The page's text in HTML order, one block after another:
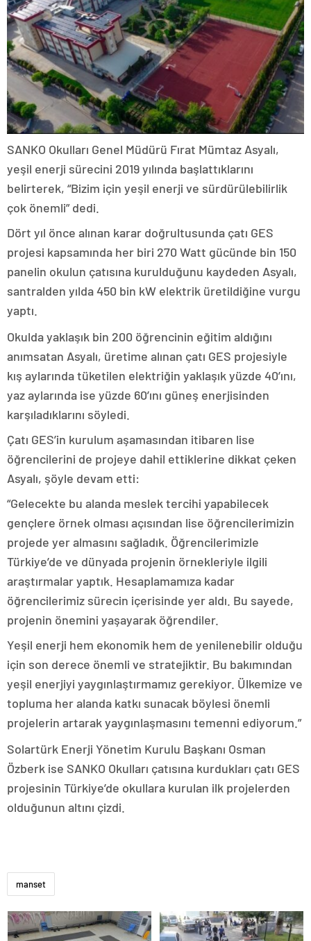
SANKO Okulları Genel Müdürü Fırat Mümtaz Asyalı,
yeşil enerji sürecini 2019 yılında başlattıklarını
belirterek, “Bizim için yeşil enerji ve sürdürülebilirlik
çok önemli” dedi.
Dört yıl önce alınan karar doğrultusunda çatı GES
projesi kapsamında her biri 270 Watt gücünde bin 150
panelin okulun çatısına kurulduğunu kaydeden Asyalı,
santralden yılda 450 bin kW elektrik üretildiğine vurgu
yaptı.
Okulda yaklaşık bin 200 öğrencinin eğitim aldığını
anımsatan Asyalı, üretime alınan çatı GES projesiyle
kış aylarında tüketilen elektriğin yaklaşık yüzde 40’ını,
yaz aylarında ise yüzde 60’ını güneş enerjisinden
karşıladıklarını söyledi.
Çatı GES’in kurulum aşamasından itibaren lise
öğrencilerini de projeye dahil ettiklerine dikkat çeken
Asyalı, şöyle devam etti:
“Gelecekte bu alanda meslek tercihi yapabilecek
gençlere örnek olması açısından lise öğrencilerimizin
projede yer almasını sağladık. Öğrencilerimizle
Türkiye’de ve dünyada projenin örnekleriyle ilgili
araştırmalar yaptık. Hesaplamamıza kadar
öğrencilerimiz sürecin içerisinde yer aldı. Bu sayede,
projenin önemini yaşayarak öğrendiler.
Yeşil enerji hem ekonomik hem de yenilenebilir olduğu
için son derece önemli ve stratejiktir. Bu bakımından
yeşil enerjiyi yaygınlaştırmamız gerekiyor. Ülkemize ve
topluma her alanda katkı sunacak böylesi önemli
projelerin artarak yaygınlaşmasını temenni ediyorum.”
Solartürk Enerji Yönetim Kurulu Başkanı Osman
Özberk ise SANKO Okulları çatısına kurdukları çatı GES
projesinin Türkiye’de okullara kurulan ilk projelerden
olduğunun altını çizdi.
manset